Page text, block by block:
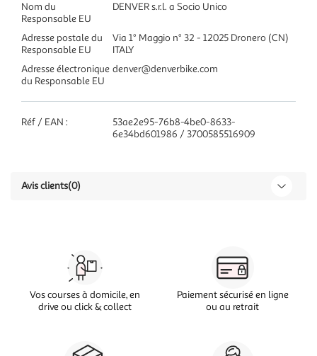
Nom du
Responsable EU
DENVER s.r.l. a Socio Unico
Adresse postale du
Responsable EU
Via 1° Maggio n° 32 - 12025 Dronero (CN)
ITALY
Adresse électronique
du Responsable EU
denver@denverbike.com
Réf / EAN :
53ae2e95-76b8-4be0-8633-
6e34bd601986 / 3700585516909
Avis clients(0)
Vos courses à domicile, en
drive ou click & collect
Paiement sécurisé en ligne
ou au retrait